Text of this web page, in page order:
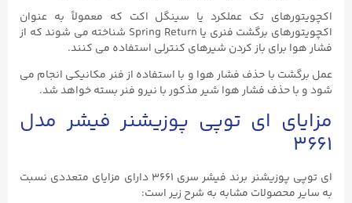
اکچویتورهای تک‌ عملکرد یا سینگل اکت که معمولاً به عنوان
اکچویتورهای برگشت فنری یا Spring Return شناخته می‌ شوند که از
فشار هوا برای باز کردن شیرهای کنترلی استفاده می کنند.
عمل برگشت با حذف فشار هوا و با استفاده از فنر مکانیکی انجام می
شود و با حذف فشار هوا شیر مذکور با نیرو فنر بسته خواهد شد.
مزایای ای توپی پوزیشنر فیشر مدل
۳۶۶۱
ای توپی پوزیشنر برند فیشر سری ۳۶۶۱ دارای مزایای متعددی نسبت
به سایر محصولات مشابه به شرح زیر است: